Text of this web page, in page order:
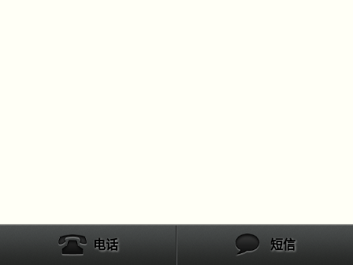
电话 短信